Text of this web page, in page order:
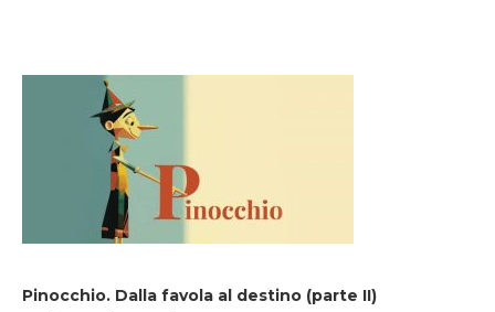
Pinocchio. Dalla favola al destino (parte II)